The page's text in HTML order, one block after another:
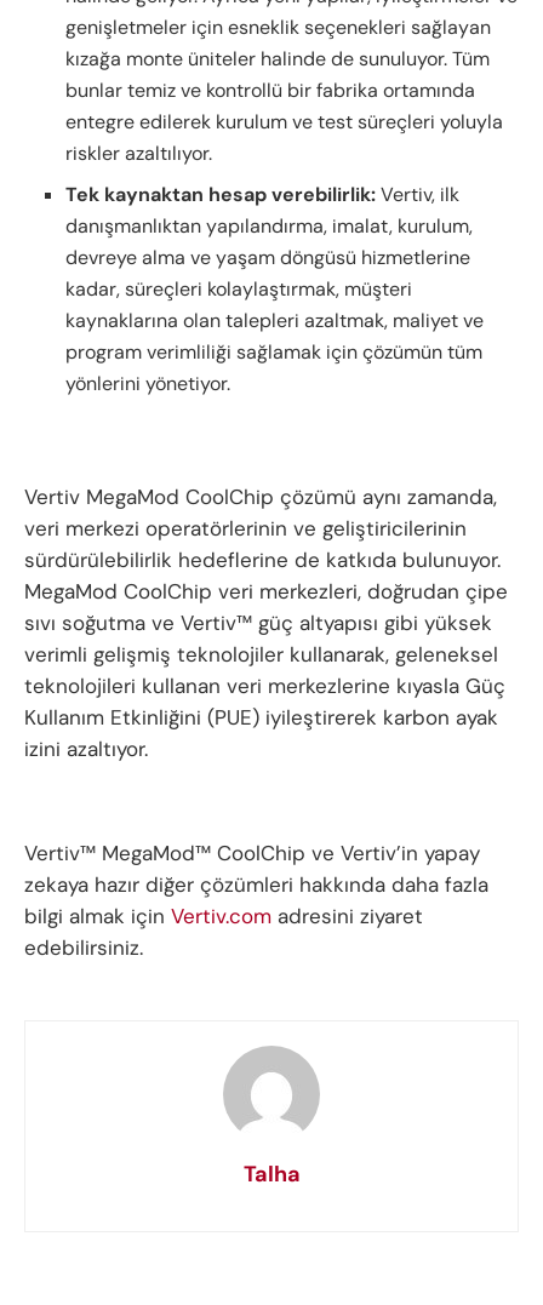
genişletmeler için esneklik seçenekleri sağlayan
kızağa monte üniteler halinde de sunuluyor. Tüm
bunlar temiz ve kontrollü bir fabrika ortamında
entegre edilerek kurulum ve test süreçleri yoluyla
riskler azaltılıyor.
Tek kaynaktan hesap verebilirlik:Vertiv, ilk
danışmanlıktan yapılandırma, imalat, kurulum,
devreye alma ve yaşam döngüsü hizmetlerine
kadar, süreçleri kolaylaştırmak, müşteri
kaynaklarına olan talepleri azaltmak, maliyet ve
program verimliliği sağlamak için çözümün tüm
yönlerini yönetiyor.
Vertiv MegaMod CoolChip çözümü aynı zamanda,
veri merkezi operatörlerinin ve geliştiricilerinin
sürdürülebilirlik hedeflerine de katkıda bulunuyor.
MegaMod CoolChip veri merkezleri, doğrudan çipe
sıvı soğutma ve Vertiv™ güç altyapısı gibi yüksek
verimli gelişmiş teknolojiler kullanarak, geleneksel
teknolojileri kullanan veri merkezlerine kıyasla Güç
Kullanım Etkinliğini (PUE) iyileştirerek karbon ayak
izini azaltıyor.
Vertiv™ MegaMod™ CoolChip ve Vertiv’in yapay
zekaya hazır diğer çözümleri hakkında daha fazla
bilgi almak için Vertiv.com adresini ziyaret
edebilirsiniz.
Talha